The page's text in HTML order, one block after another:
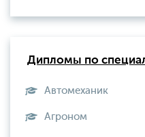
Дипломы по
Автомеханик
Агроном